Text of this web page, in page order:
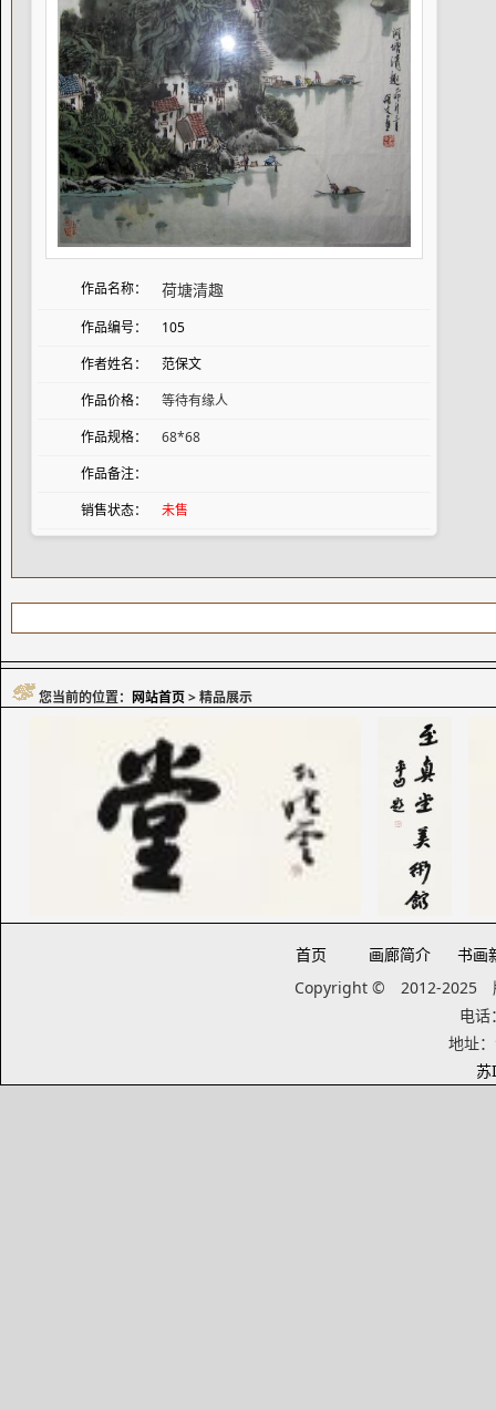
作品名称： 荷塘清趣
作品编号：
105
作者姓名：
范保文
作品价格：
等待有缘人
作品规格：
68*68
作品备注：
销售状态：
未售
您当前的位置： 网站首页> 精品展示
首页 画廊简介
书画
Copyright © 2012-2025
电话
地址
苏